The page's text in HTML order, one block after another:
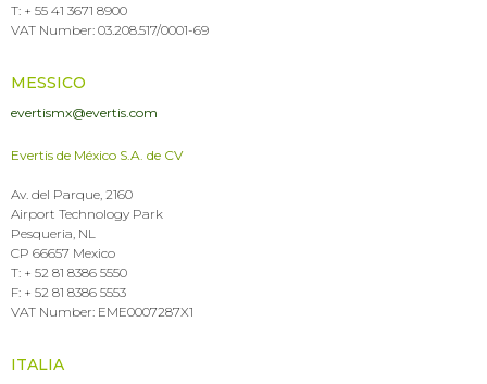
T: + 55 41 3671 8900
VAT Number: 03.208.517/0001-69
MESSICO
evertismx@evertis.com
Evertis de México S.A. de CV
Av. del Parque, 2160
Airport Technology Park
Pesqueria, NL
CP 66657 Mexico
T: + 52 81 8386 5550
F: + 52 81 8386 5553
VAT Number: EME0007287X1
ITALIA